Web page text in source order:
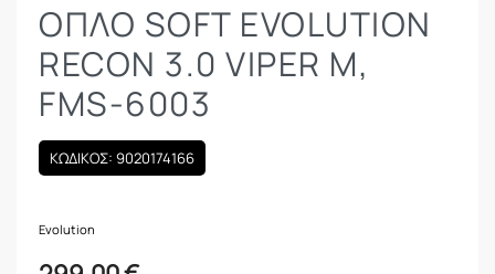
ΟΠΛΟ SOFT EVOLUTION
RECON 3.0 VIPER M,
FMS-6003
ΚΩΔΙΚΟΣ: 9020174166
Evolution